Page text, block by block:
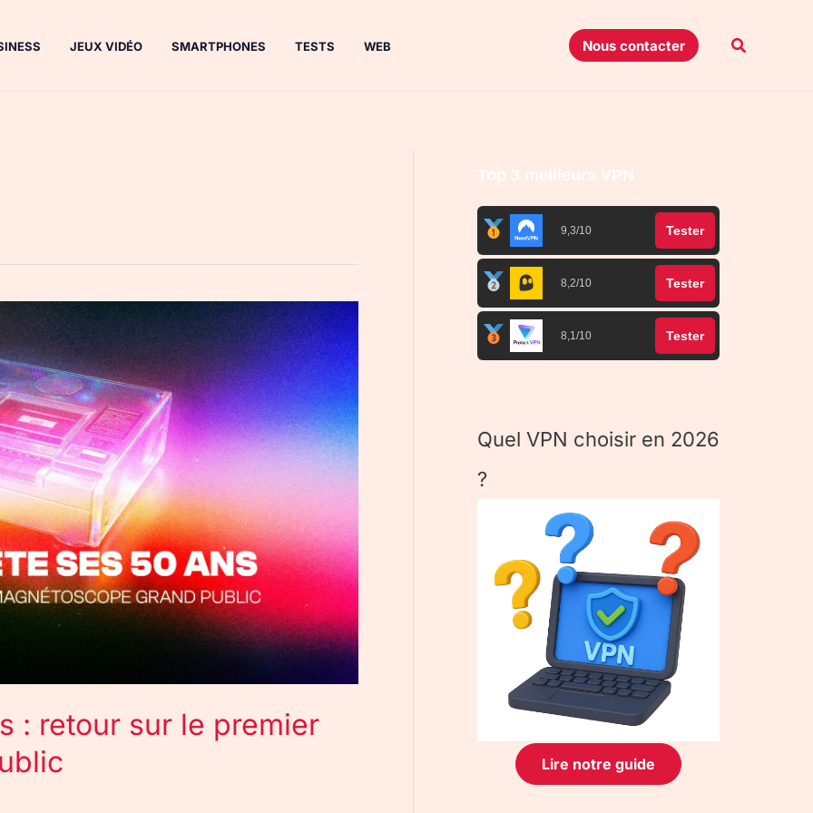
JEUX VIDÉO SMARTPHONES TESTS WEB Nous contacter
: retour sur le premier
Top 3 meilleurs VPN
9,3/10 Tester
8,2/10 Tester
8,1/10 Tester
Quel VPN choisir en 2026
?
Lire notre guide